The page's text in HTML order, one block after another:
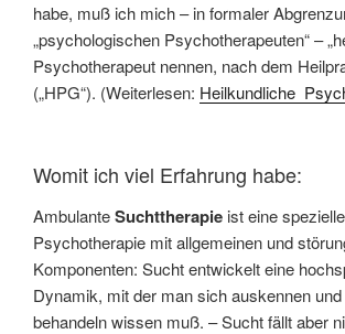
habe, muß ich mich – in formaler
„psychologischen Psychotherapeuten“ –
Psychotherapeut nennen, nach dem
(„HPG“). (Weiterlesen: Heilkundliche
Womit ich viel Erfahrung habe:
AmbulanteSuchttherapie ist eine
Psychotherapie mit allgemeinen und
Komponenten: Sucht entwickelt eine
Dynamik, mit der man sich auskennen
behandeln wissen muß. – Sucht fällt aber